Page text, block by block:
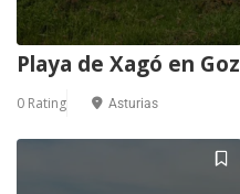
Playa de Xagó en Goz
0 Rating Asturias